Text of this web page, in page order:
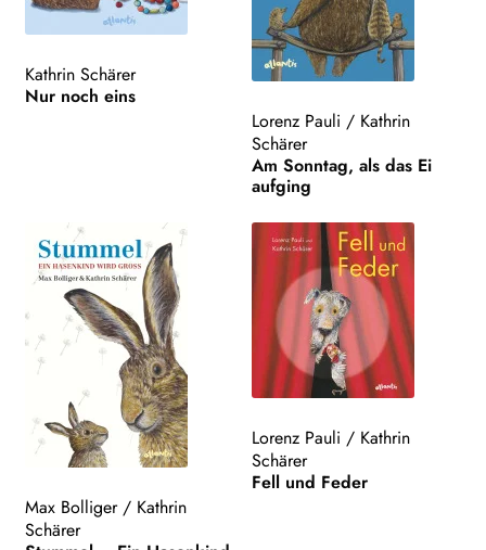
Kathrin Schärer
Nur noch eins
Lorenz Pauli / Kathrin
Schärer
Am Sonntag, als das Ei
aufging
Max Bolliger/ Kathrin
Schärer
Lorenz Pauli / Kathrin
Schärer
Fell und Feder